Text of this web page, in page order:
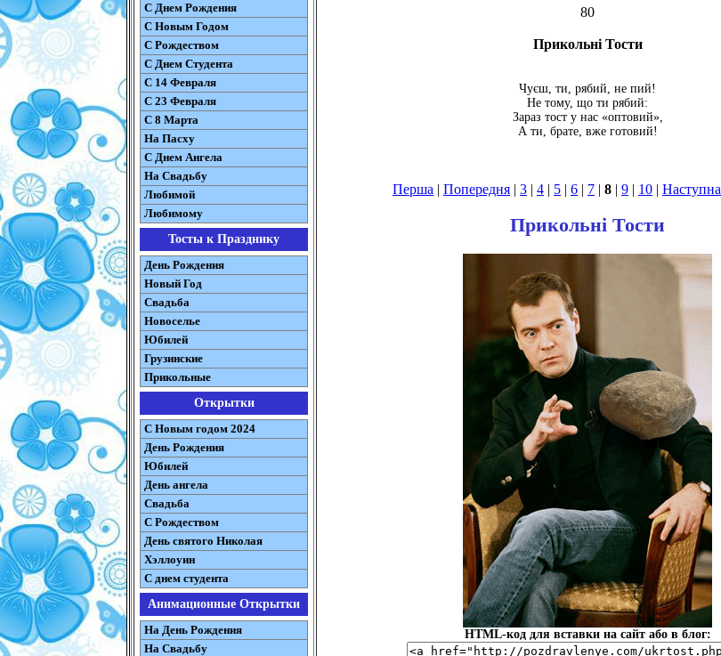
С Днем Рождения
С Новым Годом
С Рождеством
C Днем Студента
С 14 Февраля
С 23 Февраля
С 8 Марта
На Пасху
C Днем Ангела
На Свадьбу
Любимой
Любимому
Тосты к Празднику
День Рождения
Новый Год
Свадьба
Новоселье
Юбилей
Грузинские
Прикольные
Открытки
С Новым годом 2024
День Рождения
Юбилей
День ангела
Свадьба
С Рождеством
День святого Николая
Хэллоуин
С днем студента
Анимационные Открытки
На День Рождения
На Свадьбу
80
Прикольні Тости
Чуєш, ти, рябий, не пий!
Не тому, що ти рябий:
Зараз тост у нас «оптовий»,
А ти, брате, вже готовий!
Перша | Попередня | 3 | 4 | 5 | 6 | 7 | 8 | 9 | 10 | Наступна
Прикольні Тости
HTML-код для вставки на сайт або в блог: